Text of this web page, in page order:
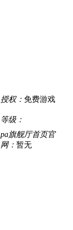
授权： 免费游戏
等级：
pa旗舰厅首页官
网： 暂无